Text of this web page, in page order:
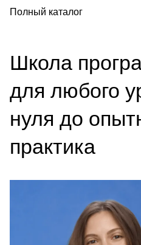
Полный каталог
Школа
для любого
нуля до
практика